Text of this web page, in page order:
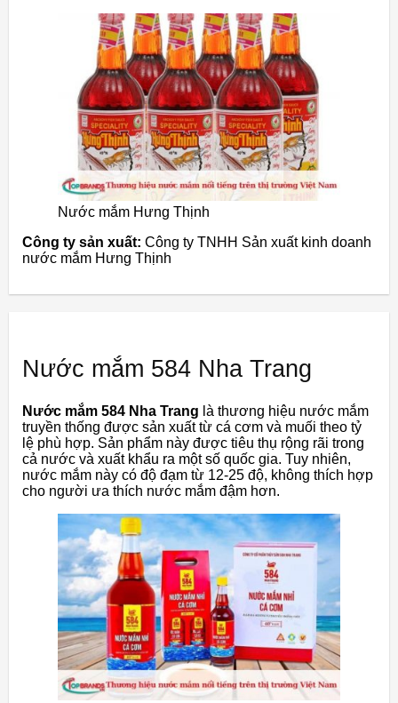
Nước mắm Hưng Thịnh
Công ty sản xuất: Công ty TNHH Sản xuất kinh doanh
nước mắm Hưng Thịnh
Nước mắm 584 Nha Trang
Nước mắm 584 Nha Trang là thương hiệu nước mắm
truyền thống được sản xuất từ cá cơm và muối theo tỷ
lệ phù hợp. Sản phẩm này được tiêu thụ rộng rãi trong
cả nước và xuất khẩu ra một số quốc gia. Tuy nhiên,
nước mắm này có độ đạm từ 12-25 độ, không thích hợp
cho người ưa thích nước mắm đậm hơn.